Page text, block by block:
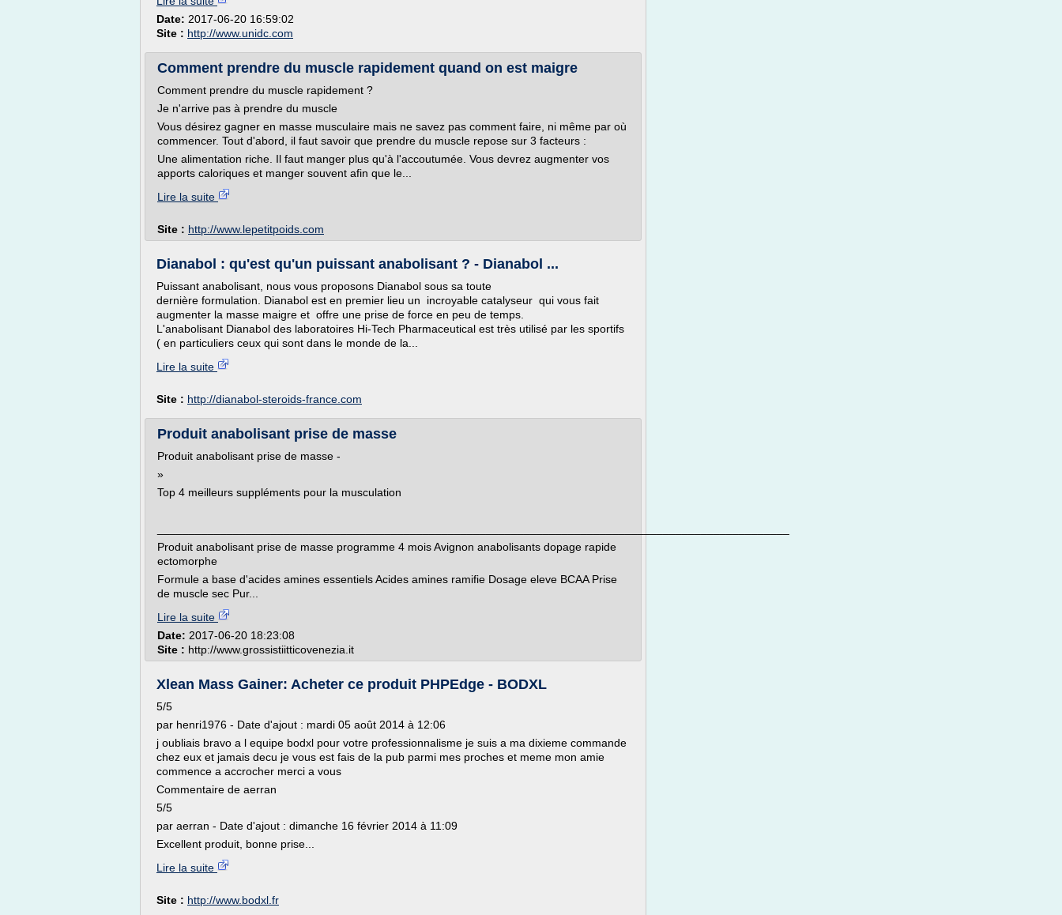
Date: 2017-06-20 16:59:02
Site : http://www.unidc.com
Comment prendre du muscle rapidement quand on est maigre
Comment prendre du muscle rapidement ?
Je n'arrive pas à prendre du muscle
Vous désirez gagner en masse musculaire mais ne savez pas comment faire, ni même par où
commencer. Tout d'abord, il faut savoir que prendre du muscle repose sur 3 facteurs :
Une alimentation riche. Il faut manger plus qu'à l'accoutumée. Vous devrez augmenter vos
apports caloriques et manger souvent afin que le...
Lire la suite
Site : http://www.lepetitpoids.com
Dianabol : qu'est qu'un puissant anabolisant ? - Dianabol ...
Puissant anabolisant, nous vous proposons Dianabol sous sa toute
dernière formulation. Dianabol est en premier lieu un incroyable catalyseur qui vous fait
augmenter la masse maigre et offre une prise de force en peu de temps.
L'anabolisant Dianabol des laboratoires Hi-Tech Pharmaceutical est très utilisé par les sportifs
( en particuliers ceux qui sont dans le monde de la...
Lire la suite
Site : http://dianabol-steroids-france.com
Produit anabolisant prise de masse
Produit anabolisant prise de masse -
»
Top 4 meilleurs suppléments pour la musculation
Produit anabolisant prise de masse programme 4 mois Avignon anabolisants dopage rapide
ectomorphe
Formule a base d'acides amines essentiels Acides amines ramifie Dosage eleve BCAA Prise
de muscle sec Pur...
Lire la suite
Date: 2017-06-20 18:23:08
Site : http://www.grossistiitticovenezia.it
Xlean Mass Gainer: Acheter ce produit PHPEdge - BODXL
5/5
par henri1976 - Date d'ajout : mardi 05 août 2014 à 12:06
j oubliais bravo a l equipe bodxl pour votre professionnalisme je suis a ma dixieme commande
chez eux et jamais decu je vous est fais de la pub parmi mes proches et meme mon amie
commence a accrocher merci a vous
Commentaire de aerran
5/5
par aerran - Date d'ajout : dimanche 16 février 2014 à 11:09
Excellent produit, bonne prise...
Lire la suite
Site : http://www.bodxl.fr